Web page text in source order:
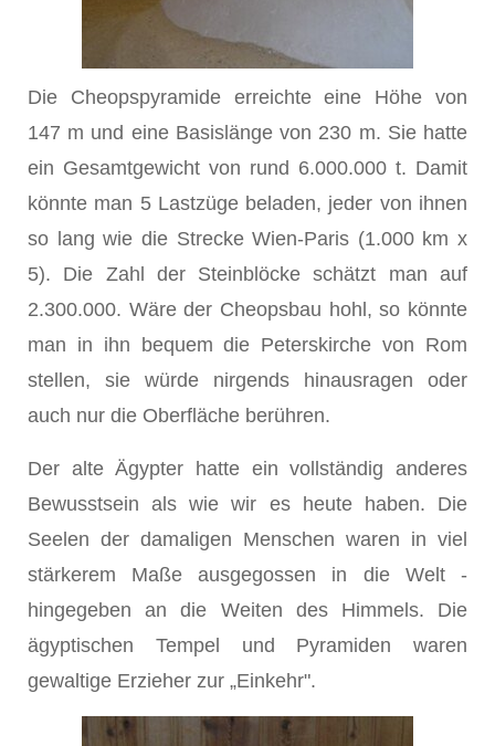
Die Cheopspyramide erreichte eine Höhe von
147 m und eine Basislänge von 230 m. Sie hatte
ein Gesamtgewicht von rund 6.000.000 t. Damit
könnte man 5 Lastzüge beladen, jeder von ihnen
so lang wie die Strecke Wien-Paris (1.000 km x
5). Die Zahl der Steinblöcke schätzt man auf
2.300.000. Wäre der Cheopsbau hohl, so könnte
man in ihn bequem die Peterskirche von Rom
stellen, sie würde nirgends hinausragen oder
auch nur die Oberfläche berühren.
Der alte Ägypter hatte ein vollständig anderes
Bewusstsein als wie wir es heute haben. Die
Seelen der damaligen Menschen waren in viel
stärkerem Maße ausgegossen in die Welt -
hingegeben an die Weiten des Himmels. Die
ägyptischen Tempel und Pyramiden waren
gewaltige Erzieher zur „Einkehr".